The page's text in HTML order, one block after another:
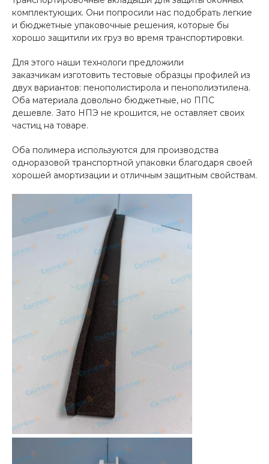
комплектующих. Они попросили нас подобрать легкие
и бюджетные упаковочные решения, которые бы
хорошо защитили их груз во время транспортировки.
Для этого наши технологи предложили
заказчикам изготовить тестовые образцы профилей из
двух вариантов: пенополистирола и пенополиэтилена.
Оба материала довольно бюджетные, но ППС
дешевле. Зато НПЭ не крошится, не оставляет своих
частиц на товаре.
Оба полимера используются для производства
одноразовой транспортной упаковки благодаря своей
хорошей амортизации и отличным защитным свойствам.